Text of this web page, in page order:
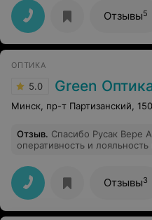
для детей ,по выходу из
мама, можно мы тут
наилучшие рекомендации
Отзывы5
ОПТИКА
5.0 Green Оптика
Минск, пр-т Партизанский,
Отзыв. Спасибо Русак Вере
оперативность и
улажен. Спасибо!
Отзывы3